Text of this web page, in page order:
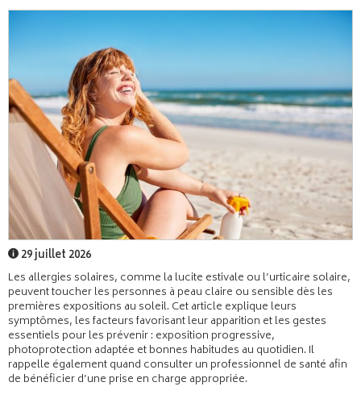
29 juillet 2026
Les allergies solaires, comme la lucite estivale ou l’urticaire solaire,
peuvent toucher les personnes à peau claire ou sensible dès les
premières expositions au soleil. Cet article explique leurs
symptômes, les facteurs favorisant leur apparition et les gestes
essentiels pour les prévenir : exposition progressive,
photoprotection adaptée et bonnes habitudes au quotidien. Il
rappelle également quand consulter un professionnel de santé afin
de bénéficier d’une prise en charge appropriée.